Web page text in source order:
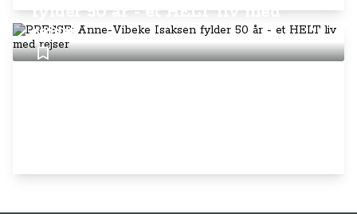
fylder 50 år - et HELT liv med
rejser